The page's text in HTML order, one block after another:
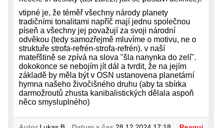
vtipné je, že téměř všechny národy planety
tradičními tonalitami napříč mají jednu společnou
píseň a všechny jej považují za svoji národní
odvěkou (tedy samozřejmě mluvíme o motivu, ne o
struktuře strofa-refrén-strofa-refrén). v naší
mateřštině se zpívá na slova "šla nanynka do zelí".
dokokonce se nebojím jít dál a tvrdit, že na jejím
základě by měla být v OSN ustanovena planetární
hymna našeho živočišného druhu (aby ta sbírka
darmožroutů zhusta kanibalistických dělala aspoň
něco smysluplného)